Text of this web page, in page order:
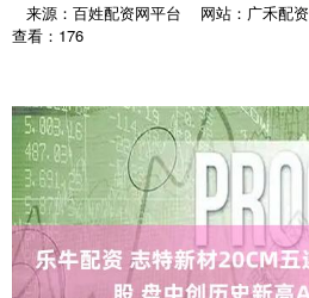
来源：百姓配资网平台 网站：广禾配资
查看：176